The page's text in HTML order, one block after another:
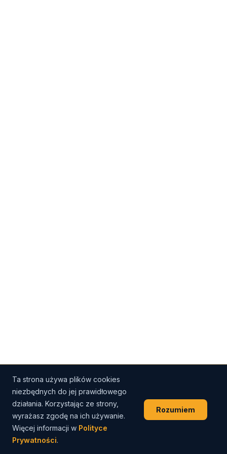
Ta strona używa plików cookies
niezbędnych do jej prawidłowego
działania. Korzystając ze strony,
wyrażasz zgodę na ich używanie.
Więcej informacji w Polityce
Prywatności.
Rozumiem